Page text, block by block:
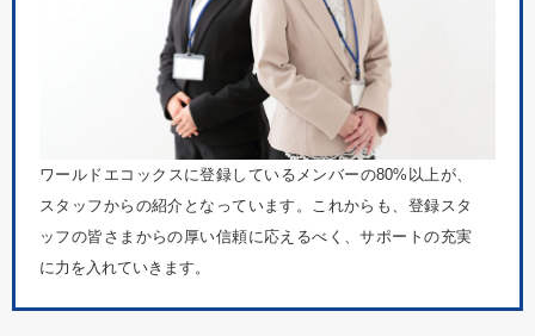
ワールドエコックスに登録しているメンバーの80%以上が、
スタッフからの紹介となっています。これからも、登録スタ
ッフの皆さまからの厚い信頼に応えるべく、サポートの充実
に力を入れていきます。